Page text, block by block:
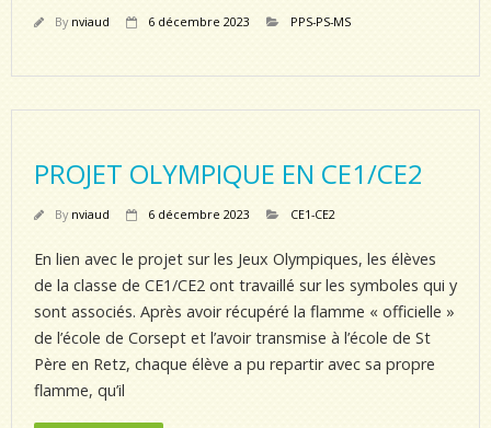
By nviaud 6 décembre 2023 PPS-PS-MS
PROJET OLYMPIQUE EN CE1/CE2
By nviaud 6 décembre 2023 CE1-CE2
En lien avec le projet sur les Jeux Olympiques, les élèves
de la classe de CE1/CE2 ont travaillé sur les symboles qui y
sont associés. Après avoir récupéré la flamme « officielle »
de l’école de Corsept et l’avoir transmise à l’école de St
Père en Retz, chaque élève a pu repartir avec sa propre
flamme, qu’il